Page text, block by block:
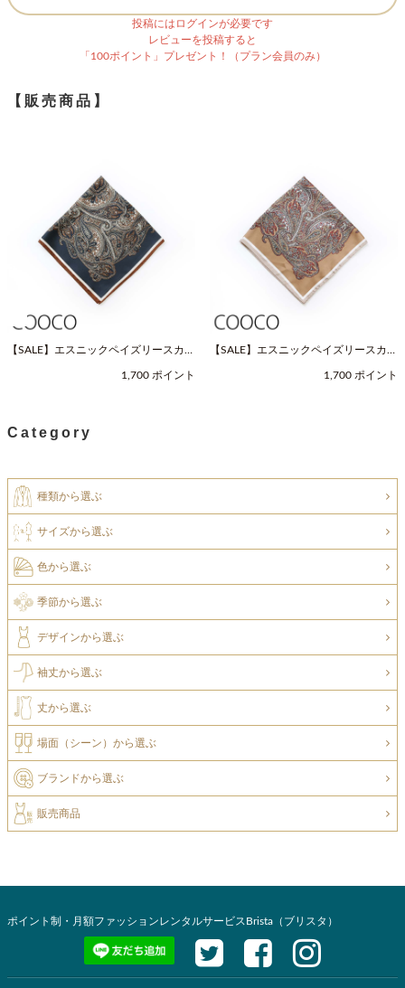
投稿にはログインが必要です
レビューを投稿すると
「100ポイント」プレゼント！（プラン会員のみ）
【販売商品】
【SALE】エスニックペイズリースカー
1,700 ポイント
【SALE】エスニックペイズリースカー
1,700 ポイント
Category
種類から選ぶ
サイズから選ぶ
色から選ぶ
季節から選ぶ
デザインから選ぶ
袖丈から選ぶ
丈から選ぶ
場面（シーン）から選ぶ
ブランドから選ぶ
販売商品
ポイント制・月額ファッションレンタルサービスBrista（ブリスタ）